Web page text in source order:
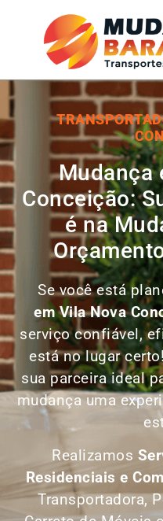
Mudança
Conceição:
é na
Se você está
emVila Nova
serviço confiável,
está no lugar
sua parceira ideal
mudança uma
Realizamos
Residenciais e
Transportadora,